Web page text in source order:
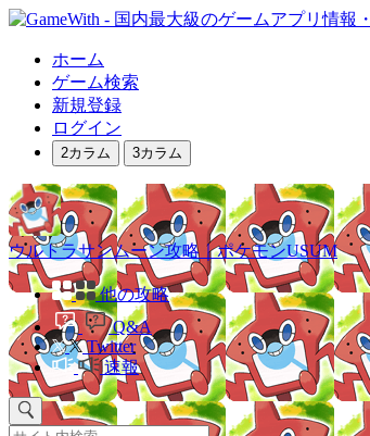
ホーム
ゲーム検索
新規登録
ログイン
2カラム 3カラム
ウルトラサンムーン攻略｜ポケモンUSUM
他の攻略
Q&A
Twitter
速報